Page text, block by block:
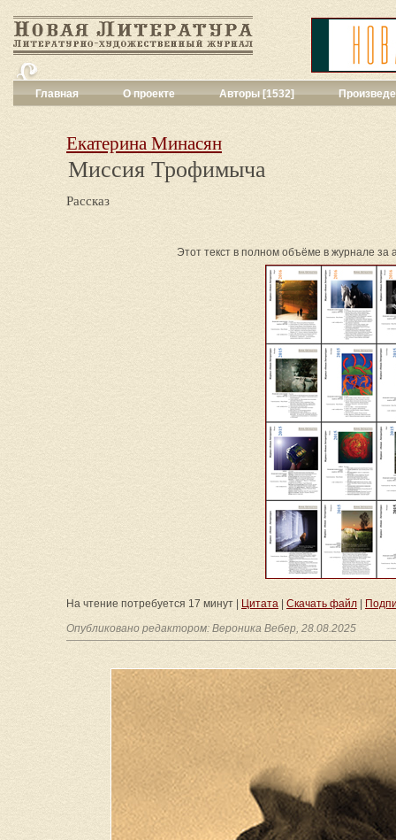
Главная О проекте Авторы [1532]
Драматургия
Повести,
Галерея[144]
Поэзия[1016]
Другие жанры
Все жанры
Екатерина Минасян
Миссия Трофимыча
Рассказ
Этот текст в полном объёме в журнале за
На чтение потребуется 17 минут | Цитата Скачать файл
Опубликовано редактором: Вероника Вебер, 28.08.2025